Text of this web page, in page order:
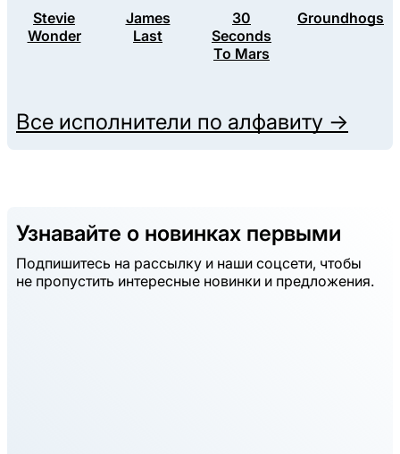
Stevie
Wonder
James
Last
30
Seconds
To Mars
Groundhogs
Все исполнители по алфавиту →
Узнавайте о новинках первыми
Подпишитесь на рассылку и наши соцсети, чтобы
не пропустить интересные новинки и предложения.